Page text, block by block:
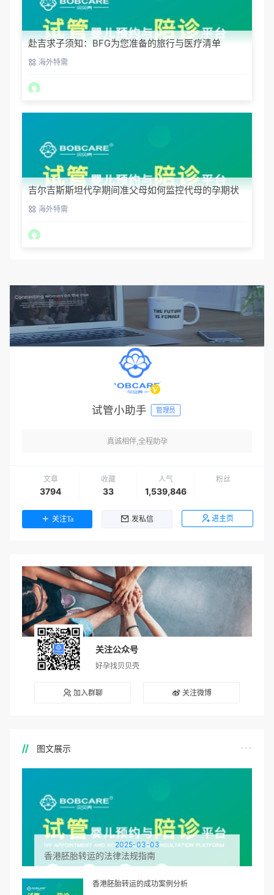
赴吉求子须知：BFG为您准备的旅行与医疗清单
海外特需
吉尔吉斯斯坦代孕期间准父母如何监控代母的孕期状
态？海外特需
试管小助手 管理员
真诚相伴,全程助孕
文章
3794
收藏
33
人气
1,539,846
粉丝
关注Ta 发私信 进主页
关注公众号
好孕找贝贝壳
加入群聊 关注微博
图文展示
2025-03-03
香港胚胎转运的法律法规指南
香港胚胎转运的成功案例分析